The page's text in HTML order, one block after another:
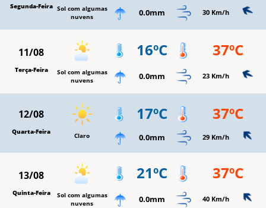
Segunda-Feira Sol com algumas
nuvens
0.0mm 30 Km/h
11/08
Terça-Feira
Sol com algumas
nuvens
16ºC 37ºC
0.0mm 23 Km/h
12/08
Quarta-Feira Claro
17ºC 37ºC
0.0mm 29 Km/h
13/08
Quinta-Feira
Sol com algumas
nuvens
21ºC 37ºC
0.0mm 40 Km/h